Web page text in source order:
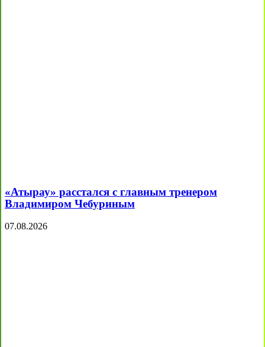
«Атырау» расстался с главным тренером
Владимиром Чебуриным
07.08.2026